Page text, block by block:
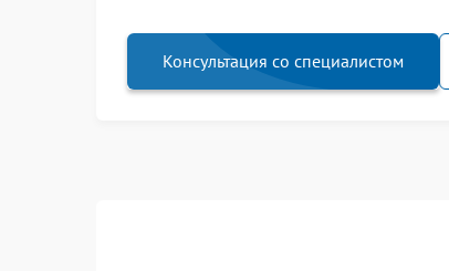
Консультация со специалистом